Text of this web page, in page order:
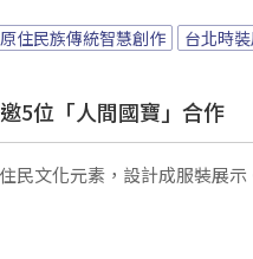
原住民族傳統智慧創作 台北時
5位「人間國寶」合作
民文化元素，設計成服裝展示